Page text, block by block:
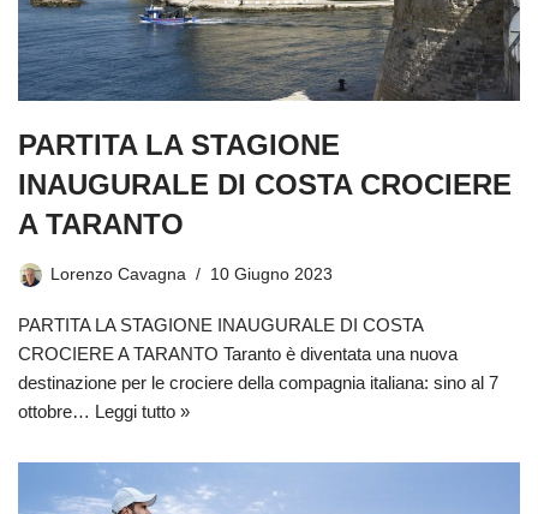
PARTITA LA STAGIONE
INAUGURALE DI COSTA CROCIERE
A TARANTO
Lorenzo Cavagna 10 Giugno 2023
PARTITA LA STAGIONE INAUGURALE DI COSTA
CROCIERE A TARANTO Taranto è diventata una nuova
destinazione per le crociere della compagnia italiana: sino al 7
ottobre… Leggi tutto »